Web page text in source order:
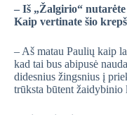
– Iš „Žalgirio“
Kaip vertinate šio
– Aš matau Paulių kaip
kad tai bus abipusė
didesnius žingsnius į
trūksta būtent žaidybinio